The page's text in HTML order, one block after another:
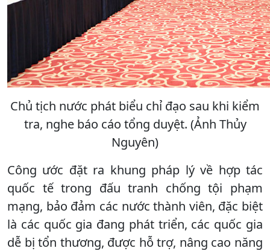
Chủ tịch nước phát biểu chỉ đạo sau khi kiểm
tra, nghe báo cáo tổng duyệt. (Ảnh Thủy
Nguyên)
Công ước đặt ra khung pháp lý về hợp tác
quốc tế trong đấu tranh chống tội phạm
mạng, bảo đảm các nước thành viên, đặc biệt
là các quốc gia đang phát triển, các quốc gia
dễ bị tổn thương, được hỗ trợ, nâng cao năng